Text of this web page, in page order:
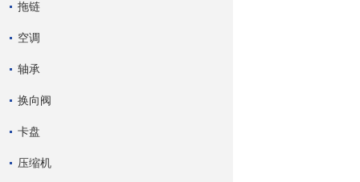
拖链
空调
轴承
换向阀
卡盘
压缩机